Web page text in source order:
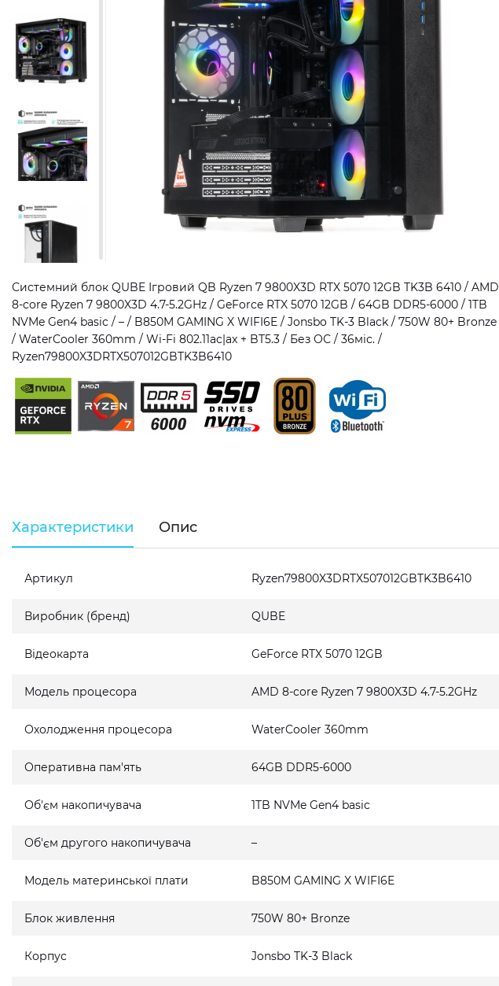
Системний блок QUBE Ігровий QB Ryzen 7 9800X3D RTX 5070 12GB TK3B 6410 / AMD
8-core Ryzen 7 9800X3D 4.7-5.2GHz / GeForce RTX 5070 12GB / 64GB DDR5-6000 / 1TB
NVMe Gen4 basic / – / B850M GAMING X WIFI6E / Jonsbo TK-3 Black / 750W 80+ Bronze
/ WaterCooler 360mm / Wi-Fi 802.11ac|ax + BT5.3 / Без ОС / 36міс. /
Ryzen79800X3DRTX507012GBTK3B6410
Характеристики Опис
Артикул Ryzen79800X3DRTX507012GBTK3B6410
Виробник (бренд) QUBE
Відеокарта GeForce RTX 5070 12GB
Модель процесора AMD 8-core Ryzen 7 9800X3D 4.7-5.2GHz
Охолодження процесора WaterCooler 360mm
Оперативна пам'ять 64GB DDR5-6000
Об'єм накопичувача 1TB NVMe Gen4 basic
Об'єм другого накопичувача –
Модель материнської плати B850M GAMING X WIFI6E
Блок живлення 750W 80+ Bronze
Корпус Jonsbo TK-3 Black